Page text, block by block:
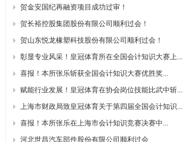
贺金安国纪再融资项目成功过审！
贺长裕控股集团股份有限公司顺利过会！
贺山东悦龙橡塑科技股份有限公司顺利过会！
彰显专业风采！皇冠体育所在全国会计知识大赛上...
喜报！本所张乐斩获全国会计知识大赛优胜奖...
赋能行业发展！皇冠体育在协会岗位技能比武中斩...
上海市财政局致皇冠体育关于第四届全国会计知识...
喜报！本所张乐在上海市会计知识竞赛决赛中...
河北世昌汽车部件股份有限公司顺利过会